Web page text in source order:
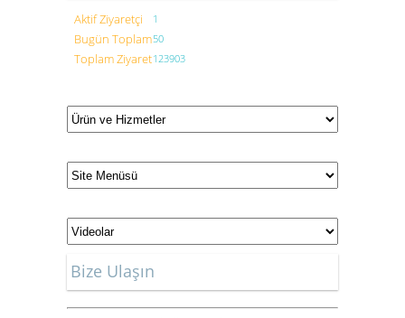
Aktif Ziyaretçi 1
Bugün Toplam50
Toplam Ziyaret123903
Bize Ulaşın